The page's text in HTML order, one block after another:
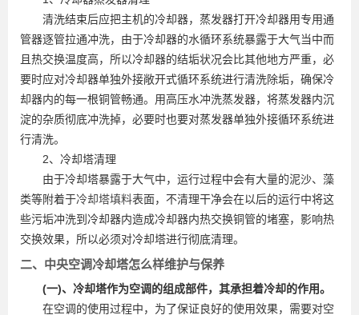
清洗结束后应把主机的冷却器，蒸发器打开冷却器用专用通
管器逐管拉通冲洗，由于冷却器的水循环系统暴露于大气当中而
且热交换温度高，所以冷却器的结垢状况会比其他地方严重，必
要时应对冷却器单独外接敞开式循环系统进行清洗除垢，确保冷
却器内的每一根铜管畅通。用高压水冲洗蒸发器，将蒸发器内沉
淀的杂质彻底冲洗掉，必要时也要对蒸发器单独外接循环系统进
行清洗。
2、冷却塔清理
由于冷却塔暴露于大气中，运行过程中会有大量的泥沙、藻
类等附着于冷却塔填料表面，不清理干净会在以后的运行中将这
些污垢冲洗到冷却器内造成冷却器内热交换铜管的堵塞，影响热
交换效果，所以必须对冷却塔进行彻底清理。
二、中央空调冷却塔怎么样维护与保养
(一)、冷却塔作为空调的组成部件，其承担着冷却的作用。
在空调的使用过程中，为了保证良好的使用效果，需要对空